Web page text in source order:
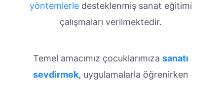
yöntemlerledesteklenmiş sanat eğitimi
çalışmaları verilmektedir.
Temel amacımız çocuklarımıza sanatı
sevdirmek, uygulamalarla öğrenirken